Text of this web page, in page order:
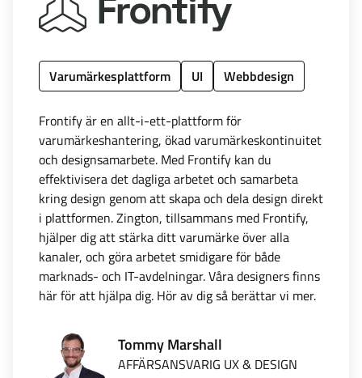
Varumärkesplattform UI Webbdesign
Frontify är en allt-i-ett-plattform för
varumärkeshantering, ökad varumärkeskontinuitet
och designsamarbete. Med Frontify kan du
effektivisera det dagliga arbetet och samarbeta
kring design genom att skapa och dela design direkt
i plattformen. Zington, tillsammans med Frontify,
hjälper dig att stärka ditt varumärke över alla
kanaler, och göra arbetet smidigare för både
marknads- och IT-avdelningar. Våra designers finns
här för att hjälpa dig. Hör av dig så berättar vi mer.
Tommy Marshall
AFFÄRSANSVARIG UX & DESIGN